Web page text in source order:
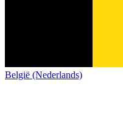
België (Nederlands)